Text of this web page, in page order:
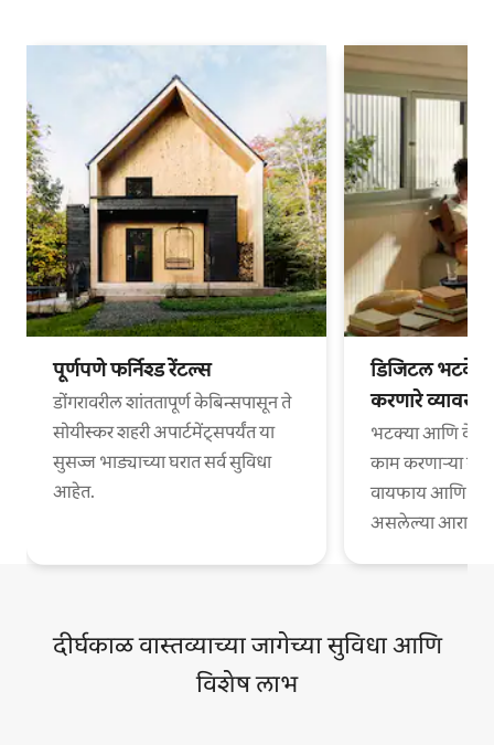
पूर्णपणे फर्निश्ड रेंटल्स
डोंगरावरील शांततापूर्ण केबिन्सपासून ते
सोयीस्कर शहरी अपार्टमेंट्सपर्यंत या
सुसज्ज भाड्याच्या घरात सर्व सुविधा
आहेत.
डिजिटल भटके
करणारे
भटक्या आणि
काम करणाऱ्या
वायफाय आणि
असलेल्या
दीर्घकाळ वास्तव्याच्या जागेच्या सुविधा आणि
विशेष लाभ